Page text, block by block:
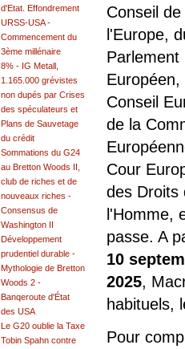
Conseil de
l'Europe,
Parlement
Européen,
Conseil
de la
Cour
des Droits
l'Homme,
passe. A
10
2025,
habituels,
Pour
d'Etat. Effondrement
URSS-USA -
Commencement du
3ème millénaire
8% - IG Metall,
1.165.000 grévistes
non dupés par Crises
des spéculateurs et
Plans de Sauvetage
du crédit
Sommations du G24
au Bretton Woods II,
club de riches et de
nouveaux riches -
Consensus de
Washington II
Développement
prudentiel durable -
Mythologie de Bretton
Woods 2 -
Banqeroute d'État
des USA
Le G20 oublie la Taxe
Tobin Spahn contre